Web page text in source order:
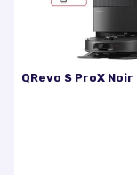
QRevo S ProX Noir